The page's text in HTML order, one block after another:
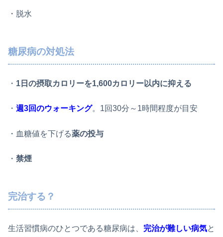
・脱水
糖尿病の対処法
・ 1日の摂取カロリーを1,600カロリー以内に抑える
・ 週3回のウォーキング。1回30分～1時間程度が目安
・血糖値を下げる薬の投与
・ 禁煙
完治する？
生活習慣病のひとつである糖尿病は、 完治が難しい病気と